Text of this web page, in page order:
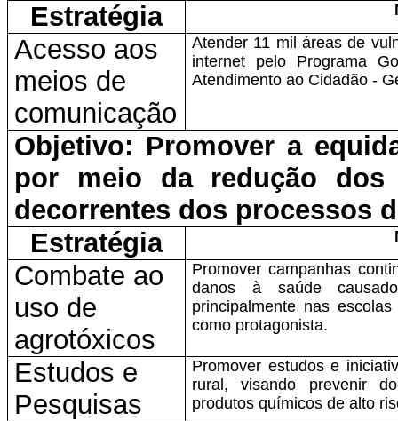
Estratégia
Acesso aos
meios de
comunicação
Atender 11 mil áreas de
internet pelo Programa
Atendimento ao Cidadão -
Objetivo: Promover a
por meio da redução
decorrentes dos processos
Estratégia
Combate ao
uso de
agrotóxicos
Promover campanhas
danos à saúde
principalmente nas
como protagonista.
Estudos e
Pesquisas
Promover estudos e
rural, visando prevenir
produtos químicos de alto